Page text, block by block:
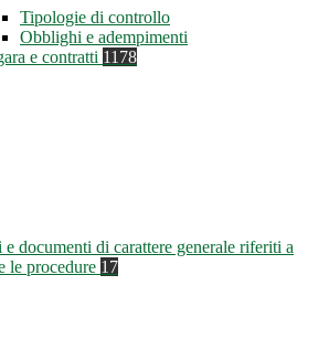
Tipologie di controllo
Obblighi e adempimenti
e contratti 1178
e documenti di carattere generale riferiti a
le procedure 17